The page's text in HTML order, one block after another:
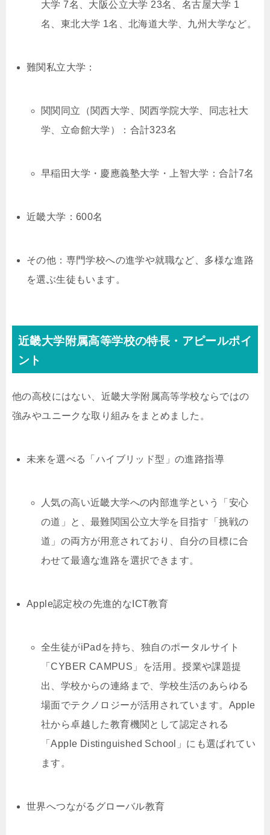
大学 7名、大阪公立大学 23名、名古屋大学 1
名、東北大学 1名、北海道大学、九州大学など。
難関私立大学：
関関同立（関西大学、関西学院大学、同志社大
学、立命館大学）：合計323名
早稲田大学・慶應義塾大学・上智大学：合計7名
近畿大学：600名
その他：専門学校への進学や就職など、多様な進路
を選ぶ生徒もいます。
近畿大学附属高等学校の特長・アピールポイ
ント
他の高校にはない、近畿大学附属高等学校ならではの
強みやユニークな取り組みをまとめました。
未来を選べる「ハイブリッド型」の進路指導
人気の高い近畿大学への内部進学という「安心
の道」と、最難関国公立大学を目指す「挑戦の
道」の両方が用意されており、自分の目標に合
わせて最適な進路を選択できます。
Apple認定校の先進的なICT教育
全生徒がiPadを持ち、独自のポータルサイト
「CYBER CAMPUS」を活用。授業や課題提
出、学校からの連絡まで、学校生活のあらゆる
場面でテクノロジーが活用されています。Apple
社から卓越した教育機関として認定される
「Apple Distinguished School」にも選ばれてい
ます。
世界へつながるグローバル教育